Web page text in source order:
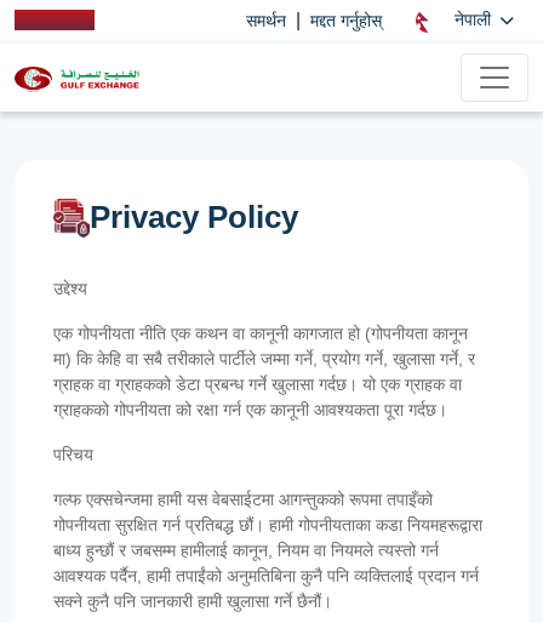
समर्थन मद्दत गर्नुहोस् नेपाली
Privacy Policy
उद्देश्य
एक गोपनीयता नीति एक कथन वा कानूनी कागजात हो (गोपनीयता कानून
मा) कि केहि वा सबै तरीकाले पार्टीले जम्मा गर्ने, प्रयोग गर्ने, खुलासा गर्ने, र
ग्राहक वा ग्राहकको डेटा प्रबन्ध गर्ने खुलासा गर्दछ। यो एक ग्राहक वा
ग्राहकको गोपनीयता को रक्षा गर्न एक कानूनी आवश्यकता पूरा गर्दछ।
परिचय
गल्फ एक्सचेन्जमा हामी यस वेबसाईटमा आगन्तुकको रूपमा तपाइँको
गोपनीयता सुरक्षित गर्न प्रतिबद्ध छौं। हामी गोपनीयताका कडा नियमहरूद्वारा
बाध्य हुन्छौं र जबसम्म हामीलाई कानून, नियम वा नियमले त्यस्तो गर्न
आवश्यक पर्दैन, हामी तपाईंको अनुमतिबिना कुनै पनि व्यक्तिलाई प्रदान गर्न
सक्ने कुनै पनि जानकारी हामी खुलासा गर्ने छैनौं।